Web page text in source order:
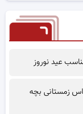
عید نوروز
زمستانی بچه